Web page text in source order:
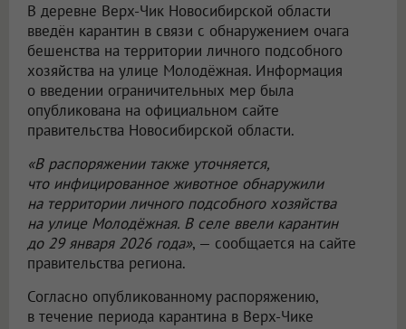
В деревне Верх-Чик Новосибирской области
введён карантин в связи с обнаружением очага
бешенства на территории личного подсобного
хозяйства на улице Молодёжная. Информация
о введении ограничительных мер была
опубликована на официальном сайте
правительства Новосибирской области.
«В распоряжении также уточняется,
что инфицированное животное обнаружили
на территории личного подсобного хозяйства
на улице Молодёжная. В селе ввели карантин
до 29 января 2026 года», — сообщается на сайте
правительства региона.
Согласно опубликованному распоряжению,
в течение периода карантина в Верх-Чике